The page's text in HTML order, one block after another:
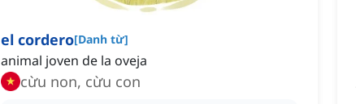
el cordero[Danh từ]
animal joven de la oveja
cừu non, cừu con